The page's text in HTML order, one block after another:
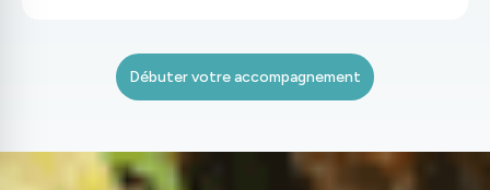
Débuter votre accompagnement